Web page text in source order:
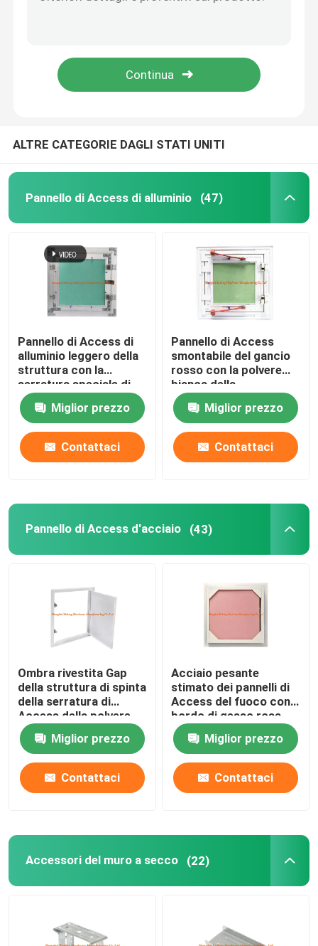
Covata d'acciaio
Metallo che timbra le parti
Canale d'acciaio
filo di acciaio
parti della costruzione
pezzi di ricambio elettronici
Sostegni di struttura del metallo
ALTRE CATEGORIE DAGLI STATI UNITI
Pannello di Access di alluminio (47)
Pannello di Access di
alluminio leggero della
struttura con la
serratura speciale di
altezza ridotta di
spinta del pannello di
carta e gesso verde
Miglior prezzo
Contattaci
Pannello di Access
smontabile del gancio
rosso con la polvere
bianca della
guarnizione ricoperta
Miglior prezzo
Contattaci
Pannello di Access d'acciaio (43)
Ombra rivestita Gap
della struttura di spinta
della serratura di
Access della polvere
bianca d'acciaio a
livello del pannello
Miglior prezzo
Contattaci
Acciaio pesante
stimato dei pannelli di
Access del fuoco con il
bordo di gesso rosa
per il muro a secco
Miglior prezzo
Contattaci
Accessori del muro a secco (22)